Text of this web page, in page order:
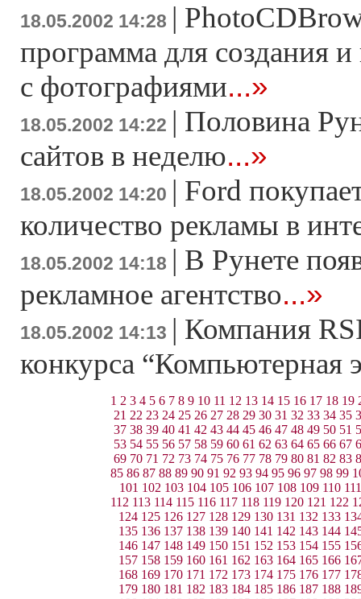
18.05.2002 14:28 |
программа для создания
с фотографиями...»
18.05.2002 14:22 | Половина
сайтов в неделю...»
18.05.2002 14:20 | Ford
количество рекламы в
18.05.2002 14:18 | В Рунете
рекламное агентство...»
18.05.2002 14:13 | Компания
конкурса “Компьютерная
1 2 3 4 5 6 7 8 9 10 11 12 13 14 15 16 17 18 19
21 22 23 24 25 26 27 28 29 30 31 32 33 34 35
37 38 39 40 41 42 43 44 45 46 47 48 49 50 51
53 54 55 56 57 58 59 60 61 62 63 64 65 66 67
69 70 71 72 73 74 75 76 77 78 79 80 81 82 83
85 86 87 88 89 90 91 92 93 94 95 96 97 98 99
101 102 103 104 105 106 107 108 109 110 111
112 113 114 115 116 117 118 119 120 121 122
124 125 126 127 128 129 130 131 132 133
135 136 137 138 139 140 141 142 143 144
146 147 148 149 150 151 152 153 154 155
157 158 159 160 161 162 163 164 165 166
168 169 170 171 172 173 174 175 176 177
179 180 181 182 183 184 185 186 187 188